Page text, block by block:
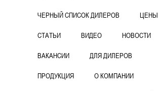
ЧЕРНЫЙ СПИСОК ДИЛЕРОВ ЦЕНЫ
СТАТЬИ ВИДЕО НОВОСТИ
ВАКАНСИИ ДЛЯ ДИЛЕРОВ
ПРОДУКЦИЯ О КОМПАНИИ